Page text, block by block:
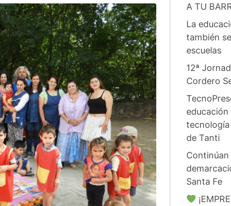
A TU
La
también
escuelas
12ª
Cordero
tecnología
de Tanti
Santa Fe